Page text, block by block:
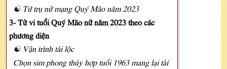
☯ Tứ trụ nữ mạng Quý Mão năm 2023
3- Tử vi tuổi Quý Mão nữ năm 2023 theo các
phương diện
☯ Vận trình tài lộc
Chọn sim phong thủy hợp tuổi 1963 mang lại tài